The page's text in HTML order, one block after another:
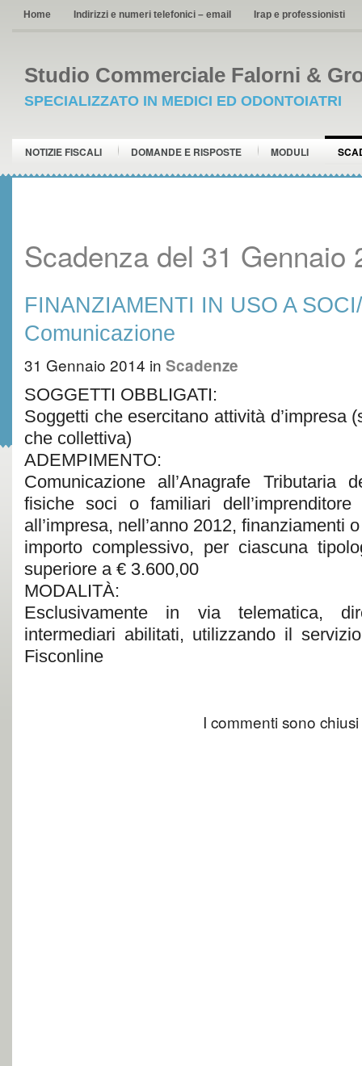
Home Indirizzi e numeri telefonici – email Irap e professionisti
Studio Commerciale Falorni &
SPECIALIZZATO IN MEDICI ED ODONTOIATRI
NOTIZIE FISCALI DOMANDE E RISPOSTE MODULI
Scadenza del 31 Gennaio
FINANZIAMENTI IN USO A
Comunicazione
31 Gennaio 2014 in Scadenze
SOGGETTI OBBLIGATI:
Soggetti che esercitano attività d’impresa
che collettiva)
ADEMPIMENTO:
Comunicazione all’Anagrafe Tributaria
fisiche soci o familiari
all’impresa, nell’anno 2012, finanziamenti
importo complessivo, per ciascuna
superiore a € 3.600,00
MODALITÀ:
Esclusivamente in via telematica,
intermediari abilitati, utilizzando il
Fisconline
I commenti sono chiusi